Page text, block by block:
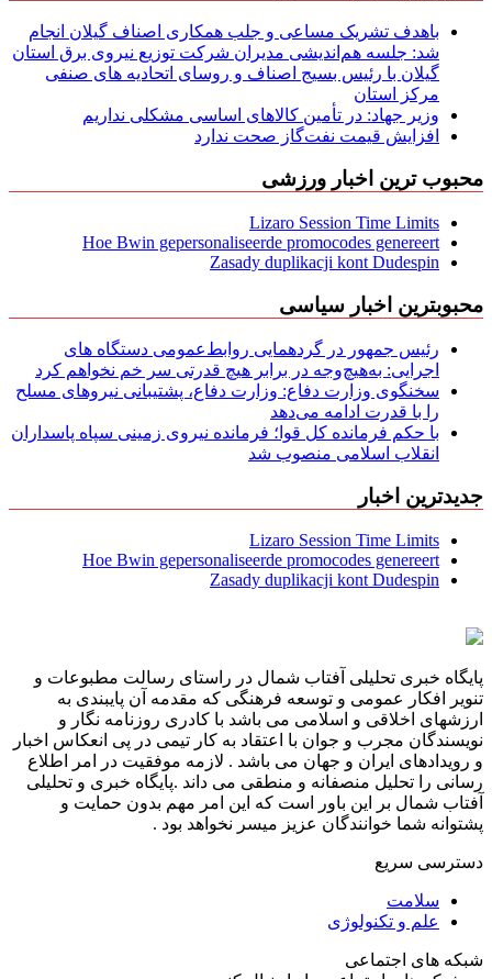
باهدف تشریک مساعی و جلب همکاری اصناف گیلان انجام
شد: جلسه هم‌اندیشی مدیران شركت توزیع نیروی برق استان
گیلان با رئیس بسیج اصناف و روسای اتحادیه های صنفی
مركز استان
وزیر جهاد: در تأمین کالاهای اساسی مشکلی نداریم
افزایش قیمت نفت‌گاز صحت ندارد
محبوب ترین اخبار ورزشی
Lizaro Session Time Limits
Hoe Bwin gepersonaliseerde promocodes genereert
Zasady duplikacji kont Dudespin
محبوبترین اخبار سیاسی
رئیس جمهور در گردهمایی روابط‌عمومی دستگاه های
اجرایی: به‌هیچ‌وجه در برابر هیچ قدرتی سر خم نخواهم کرد
سخنگوی وزارت دفاع: وزارت دفاع، پشتیبانی نیرو‌های مسلح
را با قدرت ادامه می‌دهد
با حکم فرمانده کل قوا؛ فرمانده نیروی زمینی سپاه پاسداران
انقلاب اسلامی منصوب شد
جدیدترین اخبار
Lizaro Session Time Limits
Hoe Bwin gepersonaliseerde promocodes genereert
Zasady duplikacji kont Dudespin
پایگاه خبری تحلیلی آفتاب شمال در راستای رسالت مطبوعات و
تنویر افکار عمومی و توسعه فرهنگی که مقدمه آن پایبندی به
ارزشهای اخلاقی و اسلامی می باشد با کادری روزنامه نگار و
نویسندگان مجرب و جوان با اعتقاد به کار تیمی در پی انعکاس اخبار
و رویدادهای ایران و جهان می باشد . لازمه موفقیت در امر اطلاع
رسانی را تحلیل منصفانه و منطقی می داند .پایگاه خبری و تحلیلی
آفتاب شمال بر این باور است که این امر مهم بدون حمایت و
پشتوانه شما خوانندگان عزیز میسر نخواهد بود .
دسترسی سریع
سلامت
علم و تکنولوژی
شبکه های اجتماعی